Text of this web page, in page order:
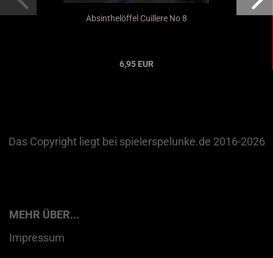
Absinthelöffel Cuillere No 8
6,95 EUR
Das Copyright liegt bei spielerspelunke.de 2016-2026
MEHR ÜBER...
Impressum